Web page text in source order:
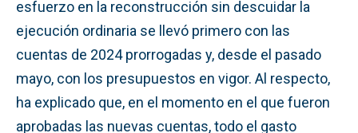
esfuerzo en la reconstrucción sin descuidar la
ejecución ordinaria se llevó primero con las
cuentas de 2024 prorrogadas y, desde el pasado
mayo, con los presupuestos en vigor. Al respecto,
ha explicado que, en el momento en el que fueron
aprobadas las nuevas cuentas, todo el gasto